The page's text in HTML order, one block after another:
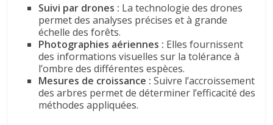
Suivi par drones : La technologie des drones
permet des analyses précises et à grande
échelle des forêts.
Photographies aériennes : Elles fournissent
des informations visuelles sur la tolérance à
l’ombre des différentes espèces.
Mesures de croissance : Suivre l’accroissement
des arbres permet de déterminer l’efficacité des
méthodes appliquées.